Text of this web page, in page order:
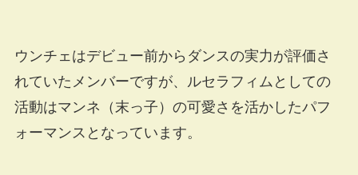
ウンチェはデビュー前からダンスの実力が評価さ
れていたメンバーですが、ルセラフィムとしての
活動はマンネ（末っ子）の可愛さを活かしたパフ
ォーマンスとなっています。